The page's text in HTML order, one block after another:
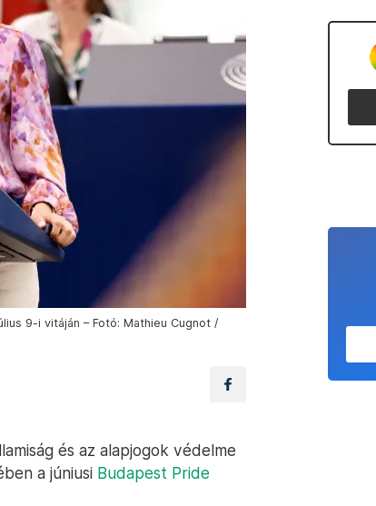
9-i vitáján – Fotó: Mathieu Cugnot /
és az alapjogok védelme
a júniusi Budapest Pride